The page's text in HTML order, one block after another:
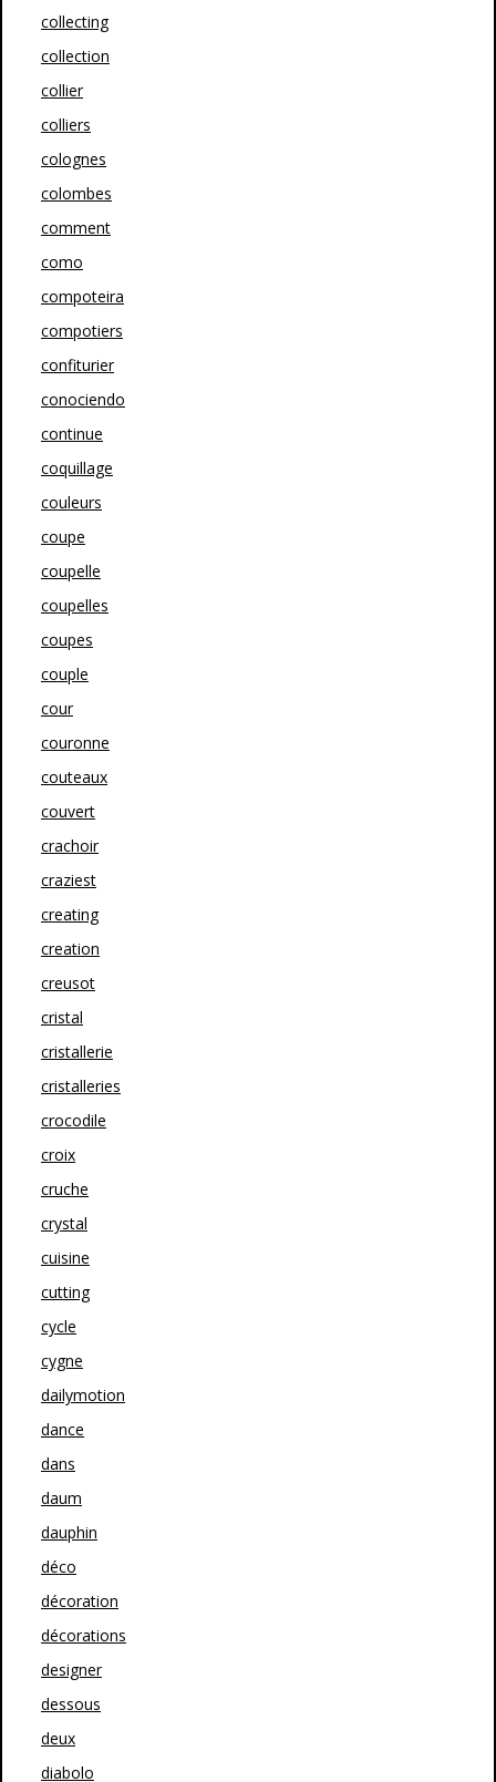
collecting
collection
collier
colliers
colognes
colombes
comment
como
compoteira
compotiers
confiturier
conociendo
continue
coquillage
couleurs
coupe
coupelle
coupelles
coupes
couple
cour
couronne
couteaux
couvert
crachoir
craziest
creating
creation
creusot
cristal
cristallerie
cristalleries
crocodile
croix
cruche
crystal
cuisine
cutting
cycle
cygne
dailymotion
dance
dans
daum
dauphin
déco
décoration
décorations
designer
dessous
deux
diabolo